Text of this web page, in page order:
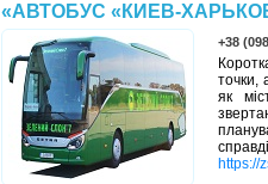
«АВТОБУС «КИЕВ-
+38
точки,
як
https://